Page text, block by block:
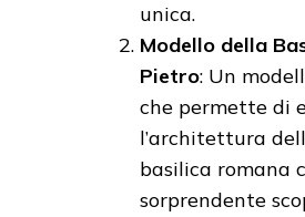
unica.
Modello della
Pietro: Un
che permette di
l’architettura
basilica romana
sorprendente